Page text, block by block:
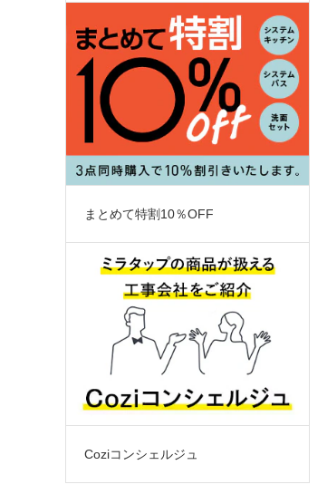
まとめて特割10％OFF
Coziコンシェルジュ